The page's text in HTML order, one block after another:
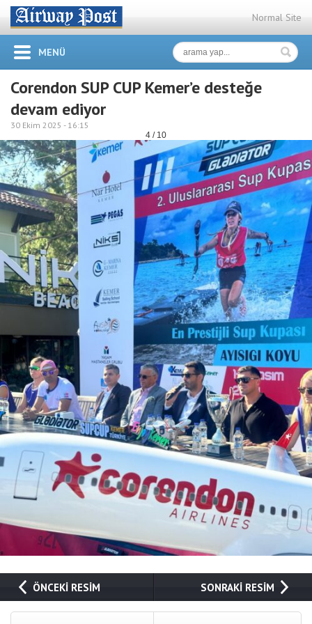
Normal Site
MENÜ
Corendon SUP CUP Kemer’e desteğe
devam ediyor
30 Ekim 2025 - 16:15
4 / 10
ÖNCEKİ RESİM SONRAKİ RESİM